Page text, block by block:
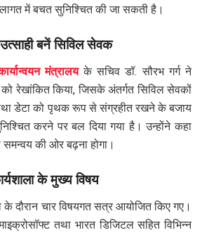
लागत में बचत सुनिश्चित की जा सकती है।
बनें सिविल सेवक
मंत्रालयके सचिव डॉ. सौरभ गर्ग ने
रेखांकित किया, जिसके अंतर्गत सिविल सेवकों
तथा डेटा को पृथक रूप से संग्रहीत रखने के बजाय
करने पर बल दिया गया है। उन्होंने कहा
की ओर बढ़ना होगा।
के मुख्य विषय
के दौरान चार विषयगत सत्र आयोजित किए गए।
तथा भारत डिजिटल सहित विभिन्न